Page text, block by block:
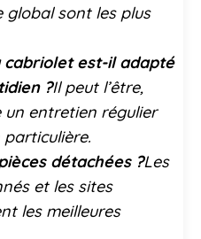
global sont les plus
est-il adapté
?Il peut l’être,
un entretien régulier
détachées ?Les
et les sites
les meilleures